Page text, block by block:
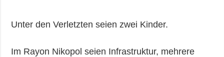
Unter den Verletzten seien zwei Kinder.
Im Rayon Nikopol seien Infrastruktur, mehrere